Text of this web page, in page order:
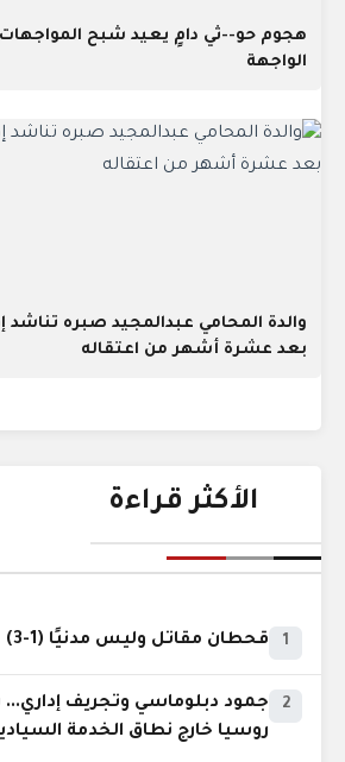
هجوم حو--ثي دامٍ يعيد شبح
الواجهة
والدة المحامي عبدالمجيد صبره
بعد عشرة أشهر من اعتقاله
الأكثر قراءة
1 قحطان مقاتل وليس مدنيًا (1-3)
2
جمود دبلوماسي وتجريف
روسيا خارج نطاق الخدمة